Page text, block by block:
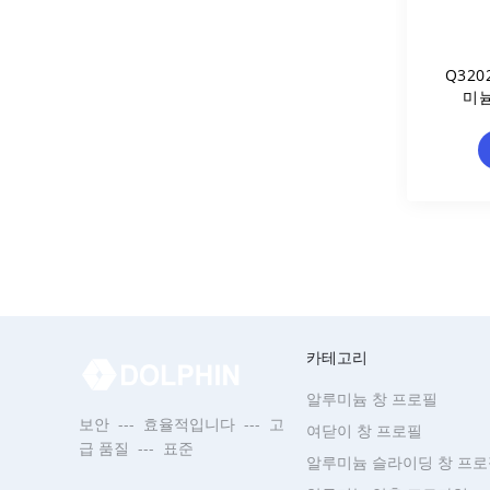
미
보안 --- 효율적입니다 --- 고
급 품질 --- 표준
카테고리
알루미늄 창 프로필
여닫이 창 프로필
알루미늄 슬라이딩 창 프